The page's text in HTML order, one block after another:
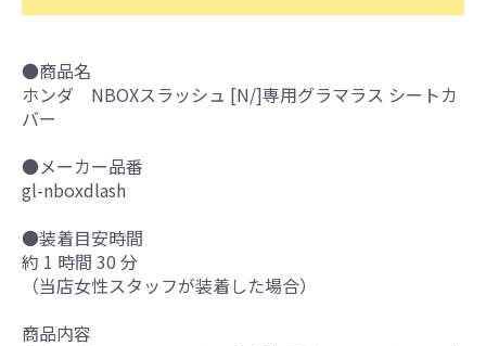
●商品名
ホンダ NBOXスラッシュ [N/]専用グラマラス シートカ
バー
●メーカー品番
gl-nboxdlash
●装着目安時間
約 1 時間 30 分
（当店女性スタッフが装着した場合）
商品内容